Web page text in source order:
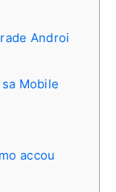
Androi
Mobile
accou